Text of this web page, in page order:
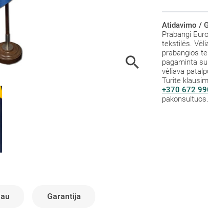

Atidavimo /
Prabangi
tekstilės.
prabangios
pagaminta
vėliava
Turite
+370 672
pakonsultuos.
Garantija